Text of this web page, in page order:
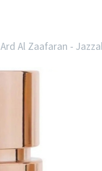
Ard Al Zaafaran -